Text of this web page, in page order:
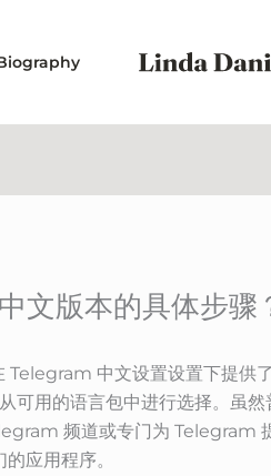
文版本的具体步骤
中文设置设置下提供
可用的语言包中进行选择。虽
频道或专门为 Telegram
应用程序。